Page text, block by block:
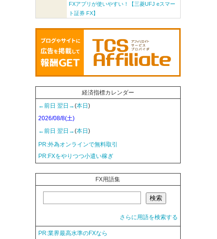
FXアプリが使いやすい！【三菱UFJ eスマー
ト証券 FX】
経済指標カレンダー
←前日 翌日→(本日)
2026/08/8(土)
←前日 翌日→(本日)
PR:外為オンラインで無料取引
PR:FXをやりつつ小遣い稼ぎ
FX用語集
さらに用語を検索する
PR:業界最高水準のFXなら